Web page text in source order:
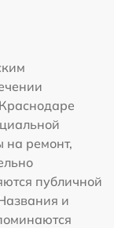
на ремонт,
публичной
и